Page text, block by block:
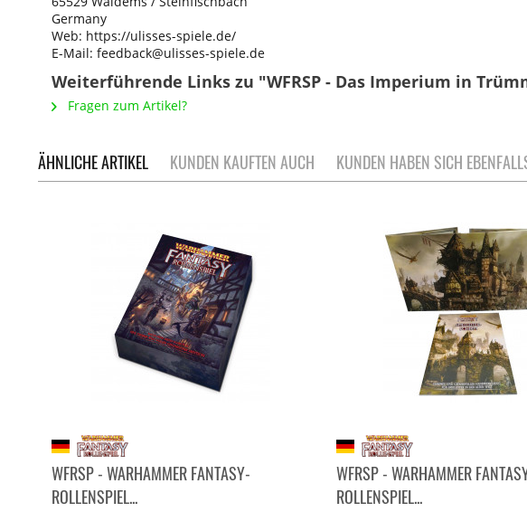
Germany
Web: https://ulisses-spiele.de/
E-Mail: feedback@ulisses-spiele.de
Weiterführende Links zu "WFRSP - Das Imperium in
Fragen zum Artikel?
ÄHNLICHE ARTIKEL KUNDEN KAUFTEN AUCH KUNDEN HABEN SICH
WFRSP - WARHAMMER FANTASY-
ROLLENSPIEL...
WFRSP - WARHAMMER
ROLLENSPIEL...